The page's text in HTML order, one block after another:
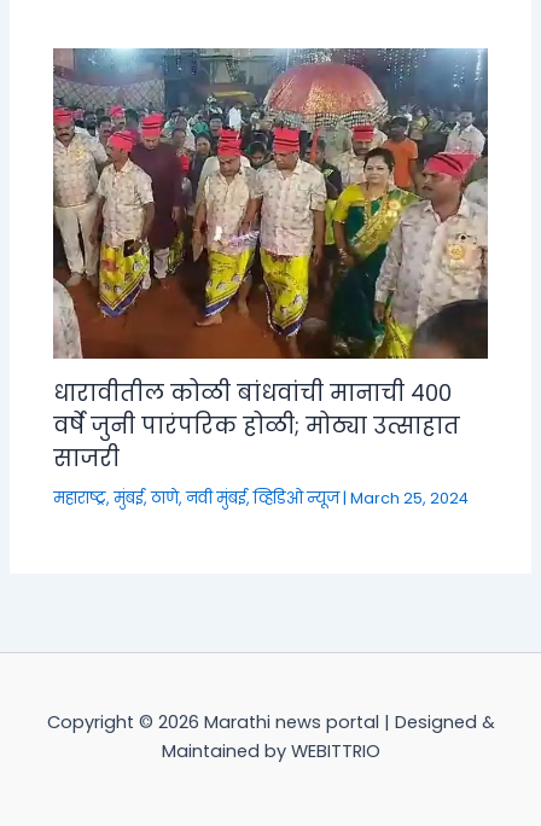
धारावीतील कोळी बांधवांची मानाची ४००
वर्षे जुनी पारंपरिक होळी; मोठ्या उत्साहात
साजरी
महाराष्ट्र,मुंबई, ठाणे, नवी मुंबई,व्हिडिओ न्यूज|March 25, 2024
Copyright © 2026 Marathi news portal | Designed &
Maintained by WEBITTRIO